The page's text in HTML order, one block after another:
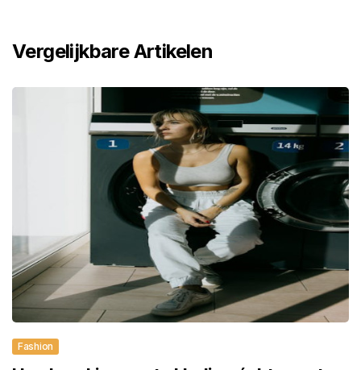
Vergelijkbare Artikelen
Fashion